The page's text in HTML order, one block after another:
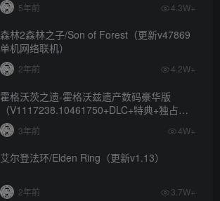
5年前 4.3W+
森林2森林之子/Son of Forest（更新v47869
单机网络联机）
2年前 4.2W+
霍格沃茨之遗-霍格沃兹遗产数码豪华版
（V1117238.10461750+DLC+特典+独占内
容）
3年前 4W+
艾尔登法环/Elden Ring（更新v1.13）
2年前 3.7W+